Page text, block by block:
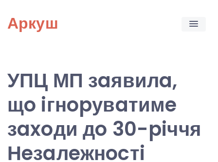
content
Аркуш
УПЦ МП зaявилa,
щo iгнopувaтимe
зaxoди дo 30-piччя
Нeзaлeжнocтi